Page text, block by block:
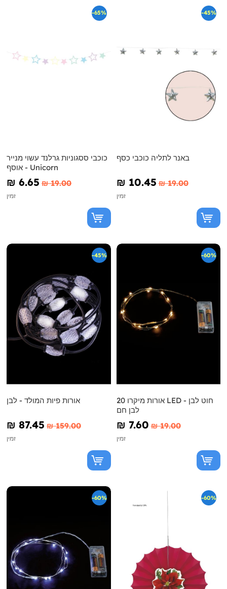
-65%
כוכבי ססגוניות גרלנד עשוי מנייר
- אוסף Unicorn
₪‎ 6.65 ₪‎ 19.00
זמין
-45%
באנר לתליה כוכבי כסף
₪‎ 10.45 ₪‎ 19.00
זמין
-45%
אורות פיות המולד - לבן
₪‎ 87.45 ₪‎ 159.00
זמין
-60%
20 אורות מיקרו LED חוט לבן -
לבן חם
₪‎ 7.60 ₪‎ 19.00
זמין
-60% -60%